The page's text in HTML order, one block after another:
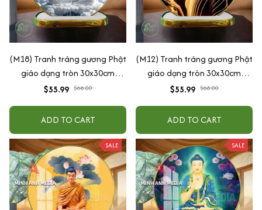
(M18) Tranh tráng gương Phật
giáo dạng tròn 30x30cm
(Tặng đế để bàn)
$55.99 $68.00
ADD TO CART
(M12) Tranh tráng gương Phật
giáo dạng tròn 30x30cm
(Tặng đế để bàn)
$55.99 $68.00
ADD TO CART
SALE SALE